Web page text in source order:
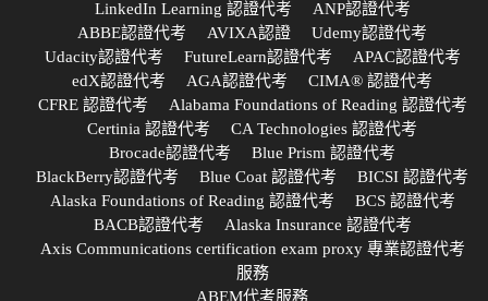
LinkedIn Learning 認證代考
ANP認證代考
ABBE認證代考
AVIXA認證
Udemy認證代考
Udacity認證代考
FutureLearn認證代考
APAC認證代考
edX認證代考
AGA認證代考
CIMA® 認證代考
CFRE 認證代考
Alabama Foundations of Reading 認證代考
Certinia 認證代考
CA Technologies 認證代考
Brocade認證代考
Blue Prism 認證代考
BlackBerry認證代考
Blue Coat 認證代考
BICSI 認證代考
Alaska Foundations of Reading 認證代考
BCS 認證代考
BACB認證代考
Alaska Insurance 認證代考
Axis Communications certification exam proxy 專業認證代考
服務
ABEM代考服務